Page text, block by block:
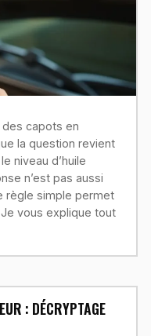
des capots en
la question revient
niveau d’huile
n’est pas aussi
règle simple permet
vous explique tout
: DÉCRYPTAGE